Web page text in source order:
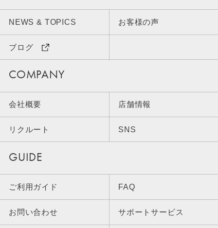
NEWS & TOPICS お客様の声
ブログ
COMPANY
会社概要 店舗情報
リクルート SNS
GUIDE
ご利用ガイド FAQ
お問い合わせ サポートサービス